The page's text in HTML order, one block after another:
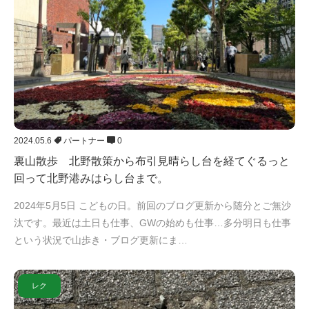
2024.05.6 パートナー 0
裏山散歩 北野散策から布引見晴らし台を経てぐるっと
回って北野港みはらし台まで。
2024年5月5日 こどもの日。前回のブログ更新から随分とご無沙
汰です。最近は土日も仕事、GWの始めも仕事…多分明日も仕事
という状況で山歩き・ブログ更新にま…
レク